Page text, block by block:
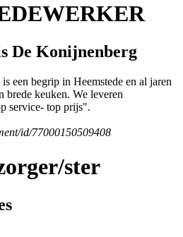
De Konijnenberg
een begrip in Heemstede en al jaren
brede keuken. We leveren
service- top prijs".
ster